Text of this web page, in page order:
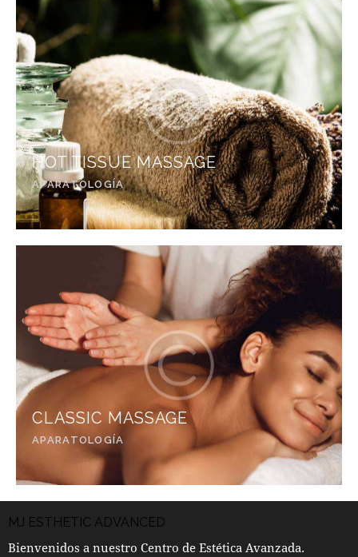
HOT TISSUE MASSAGE
APARATOLOGÍA
CLASSIC MASSAGE
APARATOLOGÍA
MJ ESTHETIC ADVANCED
Bienvenidos a nuestro Centro de Estética Avanzada.